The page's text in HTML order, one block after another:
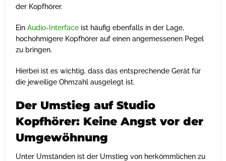
der Kopfhörer.
EinAudio-Interface ist häufig ebenfalls in der Lage,
hochohmigere Kopfhörer auf einen angemessenen Pegel
zu bringen.
Hierbei ist es wichtig, dass das entsprechende Gerät für
die jeweilige Ohmzahl ausgelegt ist.
Der Umstieg auf Studio
Kopfhörer: Keine Angst vor der
Umgewöhnung
Unter Umständen ist der Umstieg von herkömmlichen zu